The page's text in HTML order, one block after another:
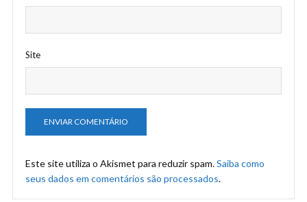
Site
Este site utiliza o Akismet para reduzir spam.Saiba como
seus dados em comentários são processados.